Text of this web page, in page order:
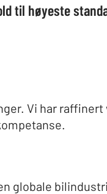
til høyeste
Vi har
globale